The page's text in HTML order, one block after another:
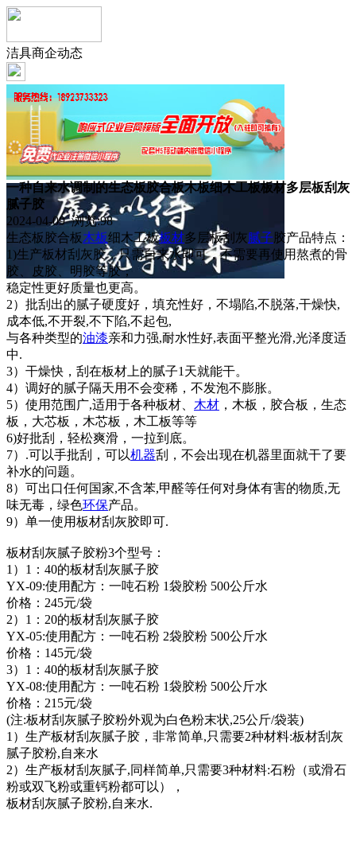
洁具商企动态
一种自来水调制的生态板胶合板木板细木工板板材多层板刮灰
腻子胶
2024-04-09 浏览:98
生态板胶合板木板细木工板板材多层板刮灰腻子 胶产品特点：
1)生产板材刮灰胶，只需自来水即可，不需要再使用熬煮的骨
胶、皮胶、明胶等胶，
稳定性更好质量也更高。
2）批刮出的腻子硬度好，填充性好，不塌陷,不脱落,干燥快,
成本低,不开裂,不下陷,不起包,
与各种类型的油漆亲和力强,耐水性好,表面平整光滑,光泽度适
中.
3）干燥快，刮在板材上的腻子1天就能干。
4）调好的腻子隔天用不会变稀，不发泡不膨胀。
5）使用范围广,适用于各种板材、 木材 ，木板，胶合板，生态
板，大芯板，木芯板，木工板等等
6)好批刮，轻松爽滑，一拉到底。
7）.可以手批刮，可以机器刮，不会出现在机器里面就干了要
补水的问题。
8）可出口任何国家,不含苯,甲醛等任何对身体有害的物质,无
味无毒，绿色环保产品。
9）单一使用板材刮灰胶即可.
板材刮灰腻子胶粉3个型号：
1）1：40的板材刮灰腻子胶
YX-09:使用配方：一吨石粉 1袋胶粉 500公斤水
价格：245元/袋
2）1：20的板材刮灰腻子胶
YX-05:使用配方：一吨石粉 2袋胶粉 500公斤水
价格：145元/袋
3）1：40的板材刮灰腻子胶
YX-08:使用配方：一吨石粉 1袋胶粉 500公斤水
价格：215元/袋
(注:板材刮灰腻子胶粉外观为白色粉末状,25公斤/袋装)
1）生产板材刮灰腻子胶，非常简单,只需要2种材料:板材刮灰
腻子胶粉,自来水
2）生产板材刮灰腻子,同样简单,只需要3种材料:石粉（或滑石
粉或双飞粉或重钙粉都可以），
板材刮灰腻子胶粉,自来水.